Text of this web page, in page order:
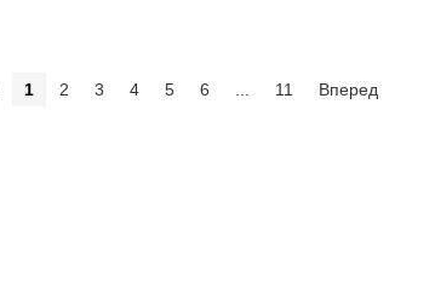
1 2 3 4 5 6 ... 11 Вперед